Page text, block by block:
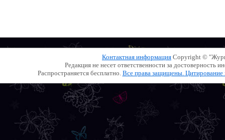
Контактная информация Copyright ©
Редакция не несет ответственности за
Распространяется бесплатно. Все права защищены. Цитирование